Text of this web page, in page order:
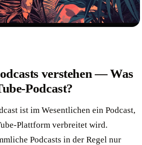
verstehen — Was
Podcast?
ist im Wesentlichen ein Podcast,
Plattform verbreitet wird.
Podcasts in der Regel nur